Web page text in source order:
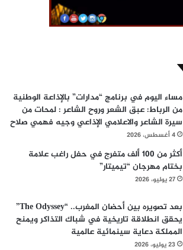
مساء اليوم في برنامج “مدارات” بالإذاعة الوطنية
من الرباط: عبق الشعر وروح الشاعر : لمحات من
سيرة الشاعر والاعلامي الإذاعي وجيه فهمي صلاح
4 أغسطس، 2026
أكثر من 100 ألف متفرج في حفل راغب علامة
بختام مهرجان “تيميتار”
27 يوليو، 2026
بعد تصويره بين أحضان المغرب.. “The Odyssey”
يحقق انطلاقة تاريخية في شباك التذاكر ويمنح
المملكة دعاية سينمائية عالمية
23 يوليو، 2026